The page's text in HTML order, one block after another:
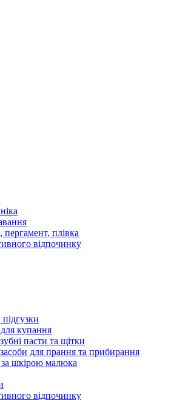
пергамент, плівка
відпочинку
підгузки
купання
пасти та щітки
для прання та прибирання
за шкірою малюка
відпочинку